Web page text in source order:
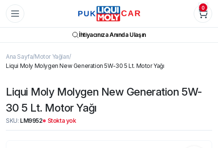
0
İhtiyacınıza Anında Ulaşın
Ana Sayfa Motor Yağları
Liqui Moly Molygen New Gener­a­tion 5W-30 5 Lt. Motor Yağı
Liqui Moly Molygen New Gener­a­tion 5W-
30 5 Lt. Motor Yağı
SKU: LM9952 Stokta yok